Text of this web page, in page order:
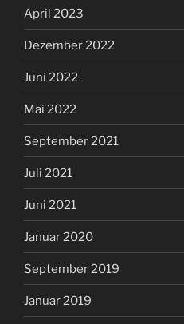
April 2023
Dezember 2022
Juni 2022
Mai 2022
September 2021
Juli 2021
Juni 2021
Januar 2020
September 2019
Januar 2019